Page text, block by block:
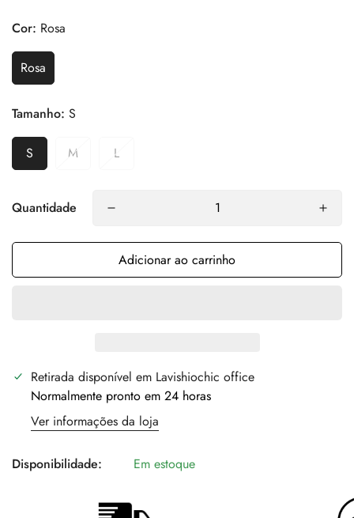
Cor: Rosa
Rosa
Tamanho: S
S M L
Quantidade
Adicionar ao carrinho
Retirada disponível em Lavishiochic office
Normalmente pronto em 24 horas
Ver informações da loja
Disponibilidade: Em estoque